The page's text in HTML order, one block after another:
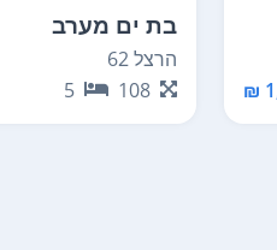
בת ים מערב
הרצל 62
108
5